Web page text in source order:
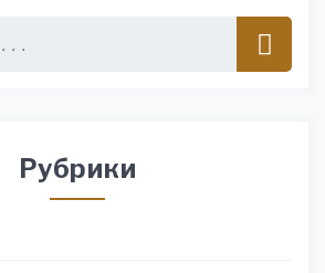
Рубрики